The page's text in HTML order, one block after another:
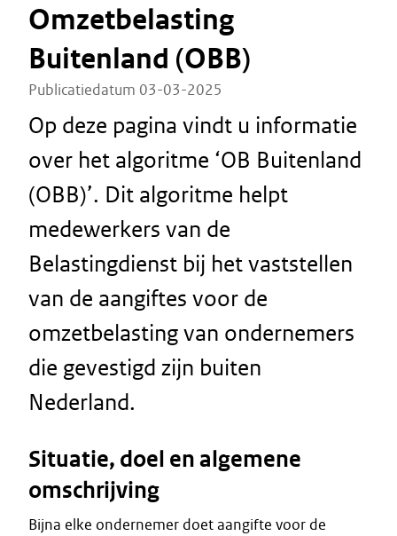
Omzetbelasting
Buitenland (OBB)
Publicatiedatum 03-03-2025
Op deze pagina vindt u informatie
over het algoritme ‘OB Buitenland
(OBB)’. Dit algoritme helpt
medewerkers van de
Belastingdienst bij het vaststellen
van de aangiftes voor de
omzetbelasting van ondernemers
die gevestigd zijn buiten
Nederland.
Situatie, doel en algemene
omschrijving
Bijna elke ondernemer doet aangifte voor de